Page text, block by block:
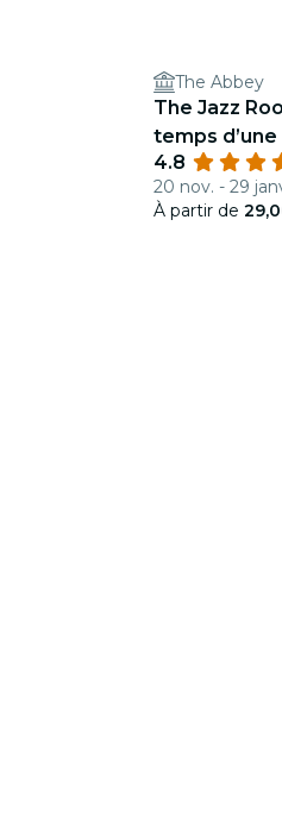
The Abbey
The Jazz
temps
4.8
20 nov. - 29
À partir de